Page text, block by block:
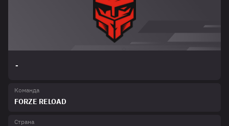
-
Команда
FORZE RELOAD
Страна